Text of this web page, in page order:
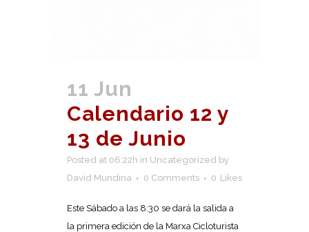
11 Jun
Calendario 12 y
13 de Junio
Posted at 06:22h in Uncategorized by
David Mundina
0 Comments 0 Likes
Este Sábado a las 8:30 se dará la salida a
la primera edición de la Marxa Cicloturista